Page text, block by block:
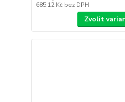
685,12 Kč bez DPH
Zvolit